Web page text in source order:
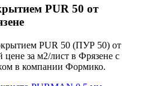
PUR 50 от
PUR 50 (ПУР 50) от
за м2/лист в Фрязене с
в компании Формико.